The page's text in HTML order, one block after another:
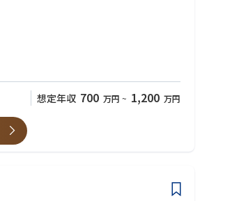
し、多様なステークホルダーをマネジメン
想定年収 700 万円 ~ 1,200 万円